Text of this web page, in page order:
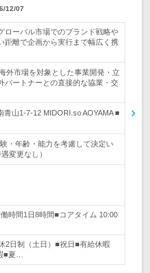
12/07
ローバル市場でのブランド戦略や
距離で企画から実行まで幅広く携
市場を対象とした事業開発・立
パートナーとの直接的な協業・交
山1-7-12 MIDORI.so AOYAMA ■
・年齢・能力を考慮して決定い
変更なし）
時間1日8時間■コアタイム 10:00
2日制（土日）■祝日■有給休暇
■夏…